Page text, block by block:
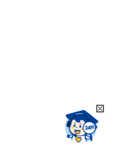
챗봇상담:
24시
채팅상담:
9시~18시
희